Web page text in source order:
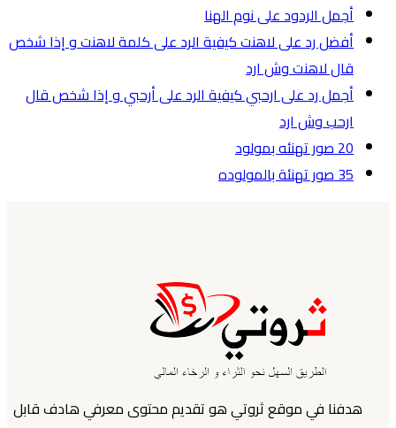
أجمل الردود على نوم الهنا
أفضل رد على لاهنت كيفية الرد على كلمة لاهنت و إذا شخص
قال لاهنت وش ارد
أجمل رد على ارحبي كيفية الرد على أرحبي و إذا شخص قال
ارحب وش ارد
20 صور تهنئه بمولود
35 صور تهنئة بالمولوده
هدفنا في موقع ثروتي هو تقديم محتوى معرفي هادف قابل